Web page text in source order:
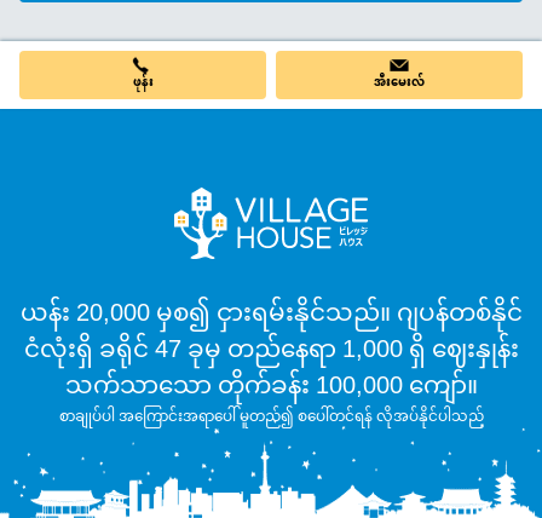
ဖုန်း အီးမေးလ်
ယန်း 20,000 မှစ၍ ငှားရမ်းနိုင်သည်။ ဂျပန်တစ်နိုင်
ငံလုံးရှိ ခရိုင် 47 ခုမှ တည်နေရာ 1,000 ရှိ ဈေးနှုန်း
သက်သာသော တိုက်ခန်း 100,000 ကျော်။
စာချုပ်ပါ အကြောင်းအရာပေါ် မူတည်၍ စပေါ်တင်ရန် လိုအပ်နိုင်ပါသည်